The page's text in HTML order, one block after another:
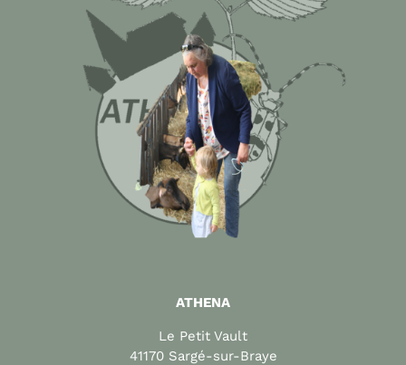
ATHENA
Le Petit Vault
41170 Sargé-sur-Braye